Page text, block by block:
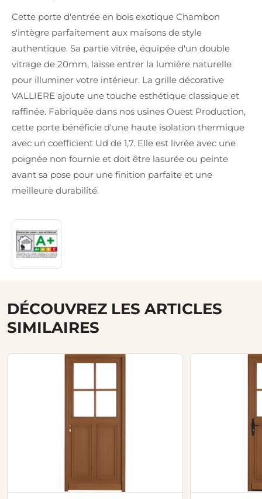
Cette porte d'entrée en bois exotique Chambon
s'intègre parfaitement aux maisons de style
authentique. Sa partie vitrée, équipée d'un double
vitrage de 20mm, laisse entrer la lumière naturelle
pour illuminer votre intérieur. La grille décorative
VALLIERE ajoute une touche esthétique classique et
raffinée. Fabriquée dans nos usines Ouest Production,
cette porte bénéficie d'une haute isolation thermique
avec un coefficient Ud de 1,7. Elle est livrée avec une
poignée non fournie et doit être lasurée ou peinte
avant sa pose pour une finition parfaite et une
meilleure durabilité.
DÉCOUVREZ LES ARTICLES
SIMILAIRES